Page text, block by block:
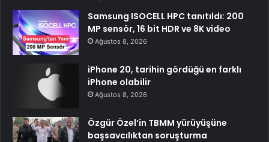
Samsung ISOCELL HPC tanıtıldı: 200
MP sensör, 16 bit HDR ve 8K video
Ağustos 8, 2026
iPhone 20, tarihin gördüğü en farklı
iPhone olabilir
Ağustos 8, 2026
Özgür Özel’in TBMM yürüyüşüne
başsavcılıktan soruşturma